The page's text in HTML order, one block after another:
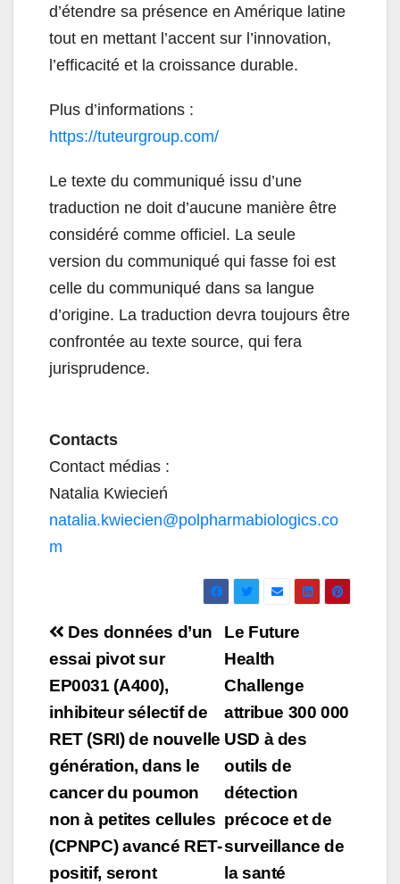
d’étendre sa présence en Amérique latine
tout en mettant l’accent sur l’innovation,
l’efficacité et la croissance durable.
Plus d’informations :
https://tuteurgroup.com/
Le texte du communiqué issu d’une
traduction ne doit d’aucune manière être
considéré comme officiel. La seule
version du communiqué qui fasse foi est
celle du communiqué dans sa langue
d’origine. La traduction devra toujours être
confrontée au texte source, qui fera
jurisprudence.
Contacts
Contact médias :
Natalia Kwiecień
natalia.kwiecien@polpharmabiologics.co
m
Navigation
de
l’article
Le Future
Health
Challenge
attribue 300 000
USD à des
outils de
détection
précoce et de
surveillance de
la santé
Des données d’un
essai pivot sur
EP0031 (A400),
inhibiteur sélectif de
RET (SRI) de nouvelle
génération, dans le
cancer du poumon
non à petites cellules
(CPNPC) avancé RET-
positif, seront